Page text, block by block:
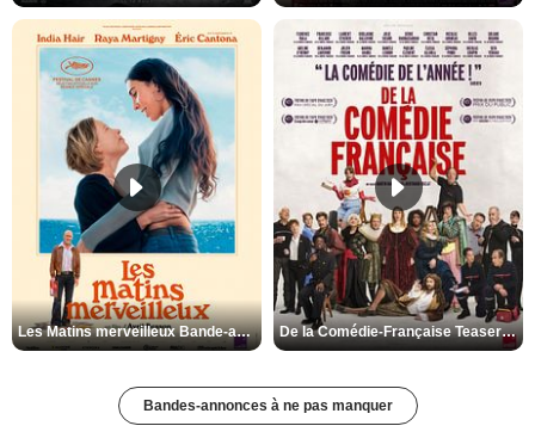
Les Matins merveilleux Bande-annonce VF De la Comédie-Française Teaser VF
Bandes-annonces à ne pas manquer